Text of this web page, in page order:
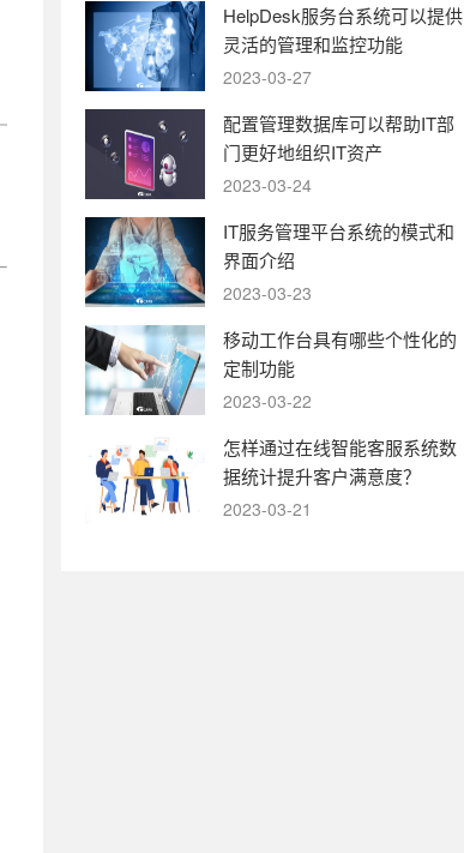
HelpDesk服务台系统可以提供
灵活的管理和监控功能
2023-03-27
配置管理数据库可以帮助IT部
门更好地组织IT资产
2023-03-24
IT服务管理平台系统的模式和
界面介绍
2023-03-23
移动工作台具有哪些个性化的
定制功能
2023-03-22
怎样通过在线智能客服系统数
据统计提升客户满意度？
2023-03-21